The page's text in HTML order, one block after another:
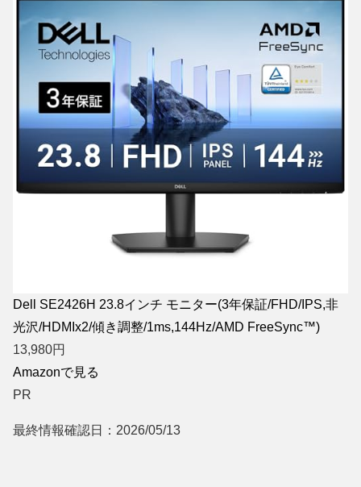
Dell SE2426H 23.8インチ モニター(3年保証/FHD/IPS,非
光沢/HDMIx2/傾き調整/1ms,144Hz/AMD FreeSync™)
13,980円
Amazonで見る
PR
最終情報確認日：2026/05/13